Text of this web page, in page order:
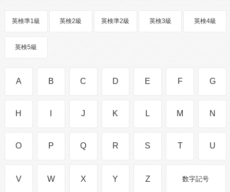
英検準1級 英検2級 英検準2級 英検3級 英検4級
英検5級
A B C D E F G
H J K L M N
O P Q R S T U
V W X Y Z 数字記号